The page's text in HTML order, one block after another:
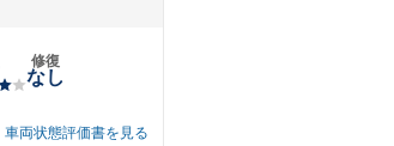
修復
なし
車両状態評価書を見る